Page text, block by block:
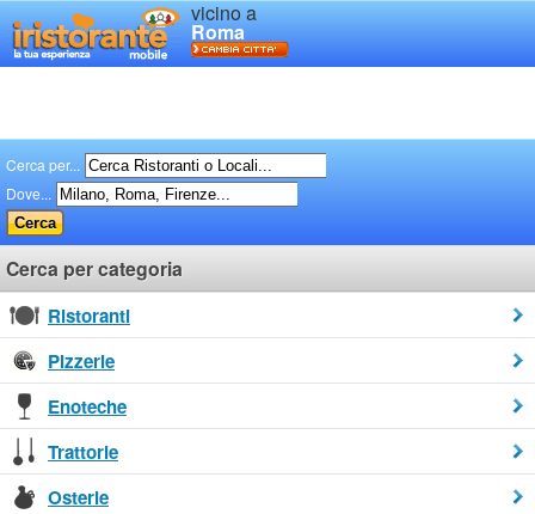
vicino a
Roma
Cerca per...
Dove...
Cerca per categoria
Ristoranti
Pizzerie
Enoteche
Trattorie
Osterie